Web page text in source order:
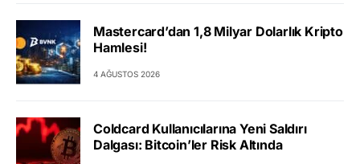
Mastercard’dan 1,8 Milyar Dolarlık Kripto
Hamlesi!
4 AĞUSTOS 2026
Coldcard Kullanıcılarına Yeni Saldırı
Dalgası: Bitcoin’ler Risk Altında